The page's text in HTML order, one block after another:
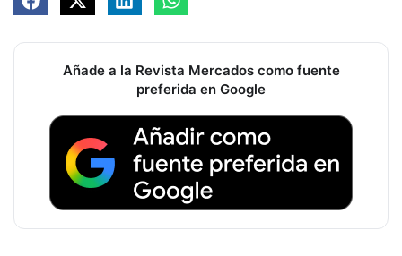
Añade a la Revista Mercados como fuente
preferida en Google